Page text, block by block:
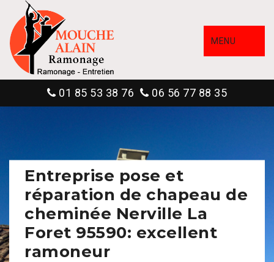
MENU
01 85 53 38 76 06 56 77 88 35
Entreprise pose et
réparation de chapeau de
cheminée Nerville La
Foret 95590: excellent
ramoneur